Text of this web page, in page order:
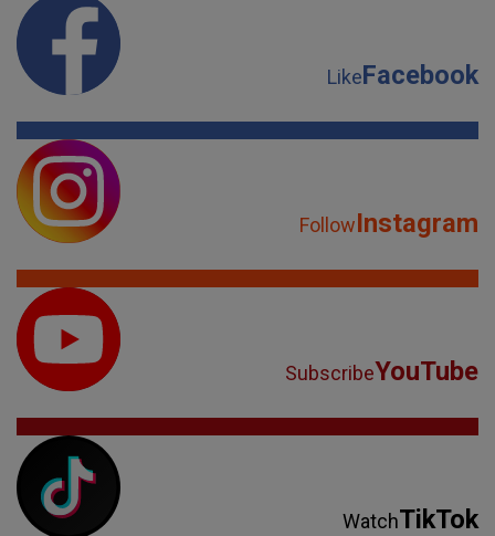
LikeFacebook
FollowInstagram
SubscribeYouTube
WatchTikTok